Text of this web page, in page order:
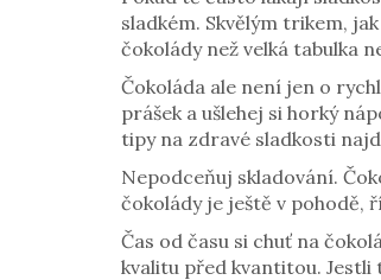
sladkém. Skvělým trikem,
čokolády než velká tabulka
Čokoláda ale není jen o
prášek a ušlehej si horký
tipy na zdravé sladkosti
Nepodceňuj skladování.
čokolády je ještě v pohodě,
Čas od času si chuť na
kvalitu před kvantitou.